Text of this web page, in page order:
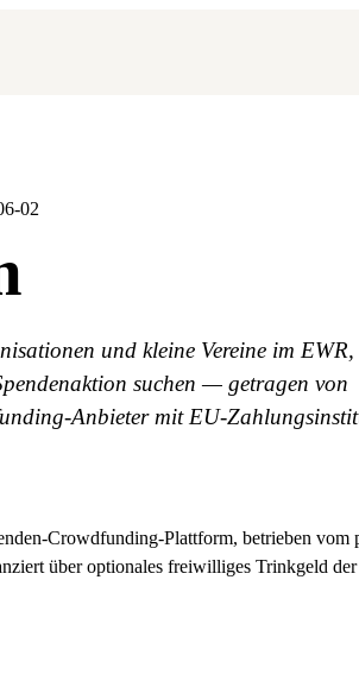
02
und kleine Vereine im
suchen — getragen von
Anbieter mit EU-
Crowdfunding-Plattform, betrieben
über optionales freiwilliges Trinkgeld